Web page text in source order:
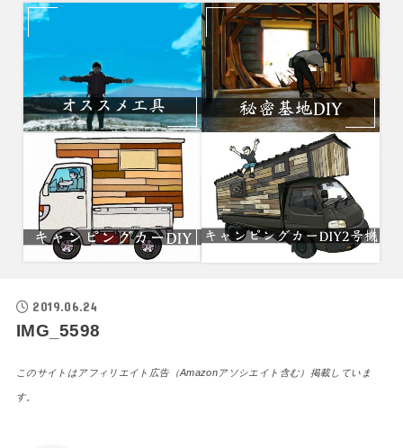
2019.06.24
IMG_5598
このサイトはアフィリエイト広告（Amazonアソシエイト含む）掲載していま
す。